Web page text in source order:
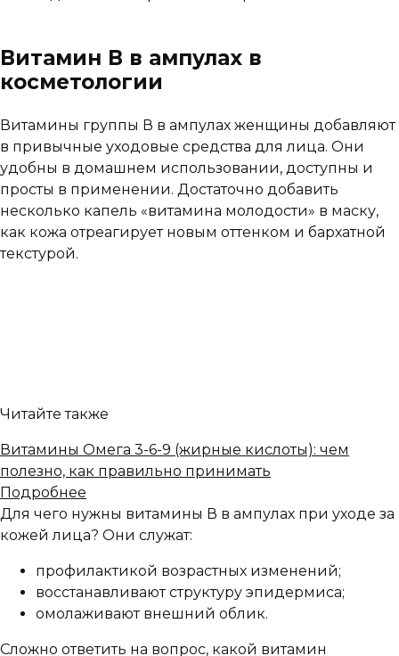
Витамин В в ампулах в
косметологии
Витамины группы В в ампулах женщины добавляют
в привычные уходовые средства для лица. Они
удобны в домашнем использовании, доступны и
просты в применении. Достаточно добавить
несколько капель «витамина молодости» в маску,
как кожа отреагирует новым оттенком и бархатной
текстурой.
Читайте также
Витамины Омега 3-6-9 (жирные кислоты): чем
полезно, как правильно принимать
Подробнее
Для чего нужны витамины В в ампулах при уходе за
кожей лица? Они служат:
профилактикой возрастных изменений;
восстанавливают структуру эпидермиса;
омолаживают внешний облик.
Сложно ответить на вопрос, какой витамин